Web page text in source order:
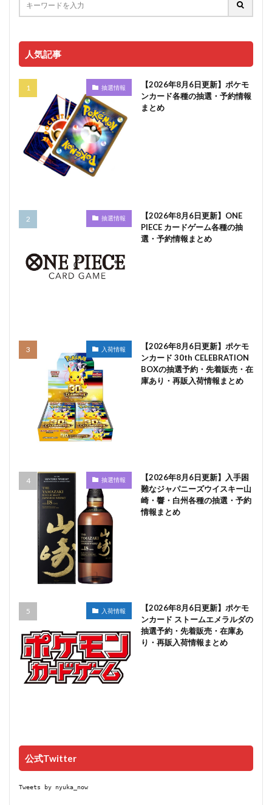
人気記事
抽選情報
【2026年8月6日更新】ポケモ
ンカード各種の抽選・予約情報
まとめ
抽選情報
【2026年8月6日更新】ONE
PIECE カードゲーム各種の抽
選・予約情報まとめ
入荷情報
【2026年8月6日更新】ポケモ
ンカード 30th CELEBRATION
BOXの抽選予約・先着販売・在
庫あり・再販入荷情報まとめ
抽選情報
【2026年8月6日更新】入手困
難なジャパニーズウイスキー山
崎・響・白州各種の抽選・予約
情報まとめ
入荷情報
【2026年8月6日更新】ポケモ
ンカード ストームエメラルダの
抽選予約・先着販売・在庫あ
り・再販入荷情報まとめ
公式Twitter
Tweets by nyuka_now